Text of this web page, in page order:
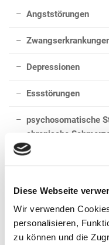
Diese Webseite
Wir verwenden
personalisieren,
zu können und die
Angststörungen
Depressionen
Essstörungen
psychosomatische
chronische
Störung des